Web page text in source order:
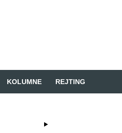
KOLUMNE REJTING